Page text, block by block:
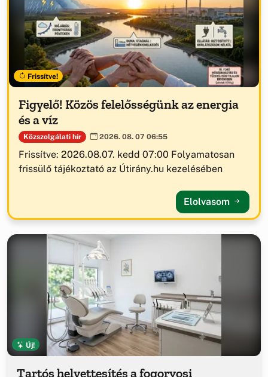
Frissítve!
Figyelő! Közös felelősségünk az energia
és a víz
Közszolgálati hír 2026. 08. 07 06:55
Frissítve: 2026.08.07. kedd 07:00 Folyamatosan
frissülő tájékoztató az Útirány.hu kezelésében
Elolvasom
Új!
Tartós helyettesítés a fogorvosi